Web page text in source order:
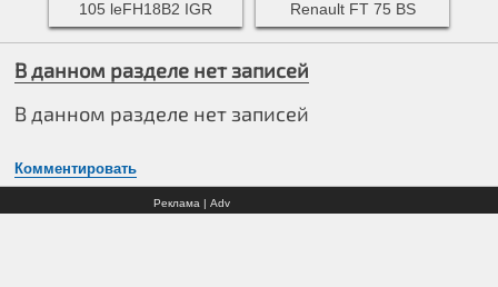
105 leFH18B2 IGR
Renault FT 75 BS
В данном разделе нет записей
В данном разделе нет записей
Комментировать
Реклама | Adv